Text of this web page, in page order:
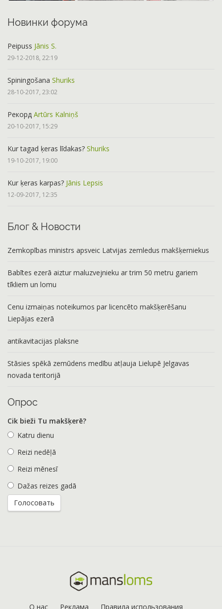
Новинки форума
Peipuss Jānis S.
29-12-2018, 22:19
Spiningošana Shuriks
28-10-2017, 23:02
Рекорд Artūrs Kalniņš
20-10-2017, 15:29
Kur tagad ķeras līdakas? Shuriks
19-10-2017, 19:00
Kur ķeras karpas? Jānis Lepsis
12-09-2017, 12:35
Блог & Новости
Zemkopības ministrs apsveic Latvijas zemledus makšķerniekus
Babītes ezerā aiztur maluzvejnieku ar trim 50 metru gariem
tīkliem un lomu
Cenu izmaiņas noteikumos par licencēto makšķerēšanu
Liepājas ezerā
antikavitacijas plaksne
Stāsies spēkā zemūdens medību atļauja Lielupē Jelgavas
novada teritorijā
Опрос
Cik bieži Tu makšķerē?
Katru dienu
Reizi nedēļā
Reizi mēnesī
Dažas reizes gadā
О нас Реклама Правила использования